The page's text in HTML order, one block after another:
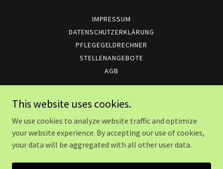
IMPRESSUM
DATENSCHUTZERKLÄRUNG
PFLEGEGELDRECHNER
STELLENANGEBOTE
AGB
Ambulanter Betreuungsdienst FrohZeit
Überall zu erreichen unter der0551 - 28879514
Unsere Standorte in:
Göttingen/Northeim|Rosdorf|Hann. Münden|Uslar|Bovenden|
This website uses cookies.
We use cookies to analyze website traffic and optimize
your website experience. By accepting our use of cookies,
your data will be aggregated with all other user data.